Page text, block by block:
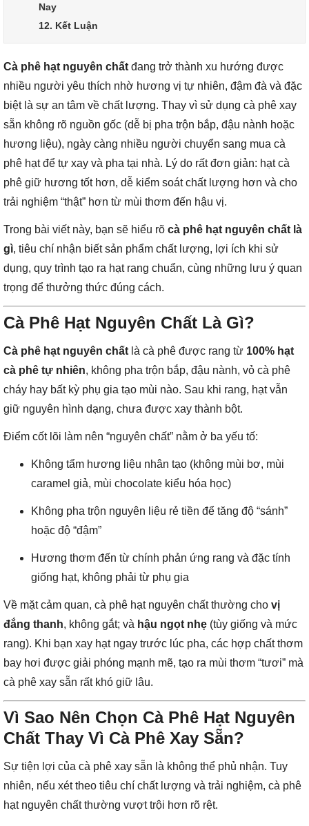
Nay
12. Kết Luận
Cà phê hạt nguyên chất đang trở thành xu hướng được
nhiều người yêu thích nhờ hương vị tự nhiên, đậm đà và đặc
biệt là sự an tâm về chất lượng. Thay vì sử dụng cà phê xay
sẵn không rõ nguồn gốc (dễ bị pha trộn bắp, đậu nành hoặc
hương liệu), ngày càng nhiều người chuyển sang mua cà
phê hạt để tự xay và pha tại nhà. Lý do rất đơn giản: hạt cà
phê giữ hương tốt hơn, dễ kiểm soát chất lượng hơn và cho
trải nghiệm “thật” hơn từ mùi thơm đến hậu vị.
Trong bài viết này, bạn sẽ hiểu rõ cà phê hạt nguyên chất là
gì, tiêu chí nhận biết sản phẩm chất lượng, lợi ích khi sử
dụng, quy trình tạo ra hạt rang chuẩn, cùng những lưu ý quan
trọng để thưởng thức đúng cách.
Cà Phê Hạt Nguyên Chất Là Gì?
Cà phê hạt nguyên chất là cà phê được rang từ 100% hạt
cà phê tự nhiên, không pha trộn bắp, đậu nành, vỏ cà phê
cháy hay bất kỳ phụ gia tạo mùi nào. Sau khi rang, hạt vẫn
giữ nguyên hình dạng, chưa được xay thành bột.
Điểm cốt lõi làm nên “nguyên chất” nằm ở ba yếu tố:
Không tẩm hương liệu nhân tạo (không mùi bơ, mùi
caramel giả, mùi chocolate kiểu hóa học)
Không pha trộn nguyên liệu rẻ tiền để tăng độ “sánh”
hoặc độ “đậm”
Hương thơm đến từ chính phản ứng rang và đặc tính
giống hạt, không phải từ phụ gia
Về mặt cảm quan, cà phê hạt nguyên chất thường cho vị
đắng thanh, không gắt; và hậu ngọt nhẹ (tùy giống và mức
rang). Khi bạn xay hạt ngay trước lúc pha, các hợp chất thơm
bay hơi được giải phóng mạnh mẽ, tạo ra mùi thơm “tươi” mà
cà phê xay sẵn rất khó giữ lâu.
Vì Sao Nên Chọn Cà Phê Hạt Nguyên
Chất Thay Vì Cà Phê Xay Sẵn?
Sự tiện lợi của cà phê xay sẵn là không thể phủ nhận. Tuy
nhiên, nếu xét theo tiêu chí chất lượng và trải nghiệm, cà phê
hạt nguyên chất thường vượt trội hơn rõ rệt.